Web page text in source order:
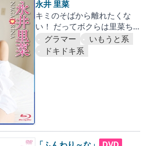
永井 里菜
キミのそばから離れたくな
い！ だってボクらは里菜ち
ゃんに首ったけ！！
グラマー
いもうと系
ドキドキ系